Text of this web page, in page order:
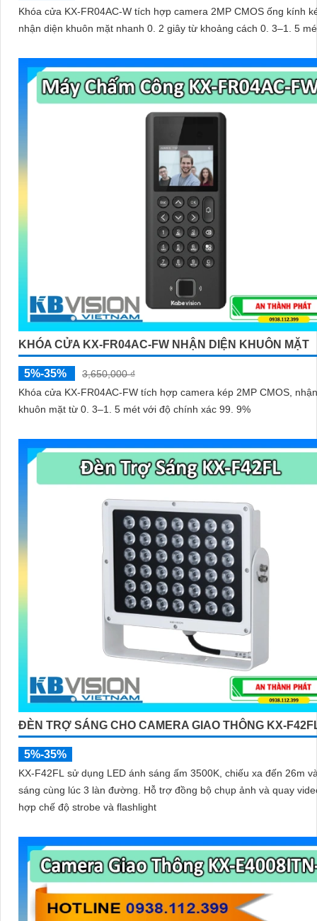
Khóa cửa KX-FR04AC-W tích hợp camera 2MP CMOS ống kính
nhận diện khuôn mặt nhanh 0. 2 giây từ khoảng cách 0. 3–1. 5
KHÓA CỬA KX-FR04AC-FW NHẬN DIỆN KHUÔN MẶT
5%-35%
3,650,000 ₫
Khóa cửa KX-FR04AC-FW tích hợp camera kép 2MP CMOS,
khuôn mặt từ 0. 3–1. 5 mét với độ chính xác 99. 9%
ĐÈN TRỢ SÁNG CHO CAMERA GIAO THÔNG KX-
5%-35%
KX-F42FL sử dụng LED ánh sáng ấm 3500K, chiếu xa đến 26m
sáng cùng lúc 3 làn đường. Hỗ trợ đồng bộ chụp ảnh và quay video, tích
hợp chế độ strobe và flashlight